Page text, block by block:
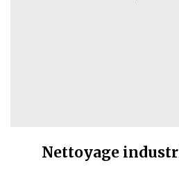
Nettoyage